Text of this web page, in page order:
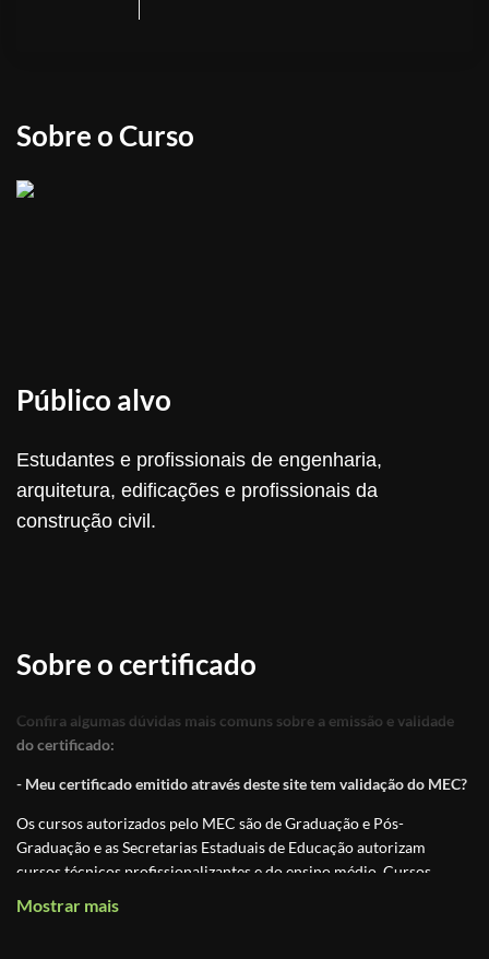
Sobre o Curso
Público alvo
Estudantes e profissionais de engenharia,
arquitetura, edificações e profissionais da
construção civil.
Sobre o certificado
Confira algumas dúvidas mais comuns sobre a emissão e validade
do certificado:
- Meu certificado emitido através deste site tem validação do MEC?
Os cursos autorizados pelo MEC são de Graduação e Pós-
Graduação e as Secretarias Estaduais de Educação autorizam
cursos técnicos profissionalizantes e do ensino médio. Cursos
Mostrar mais